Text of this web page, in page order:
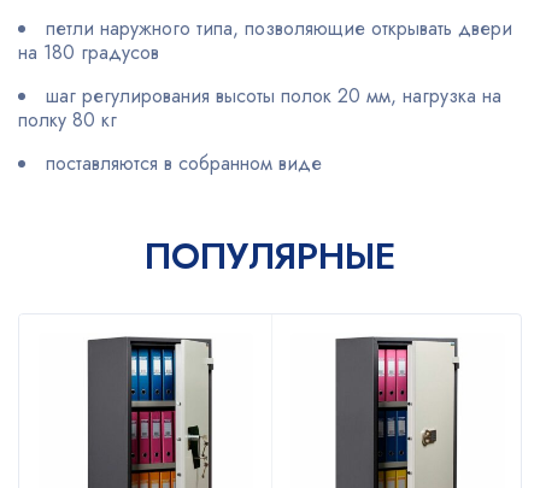
петли наружного типа, позволяющие открывать двери
на 180 градусов
шаг регулирования высоты полок 20 мм, нагрузка на
полку 80 кг
поставляются в собранном виде
ПОПУЛЯРНЫЕ